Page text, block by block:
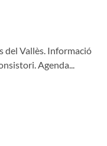
del Vallès. Informació
Agenda...